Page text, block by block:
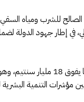
قدرهما 16.234.860 درهم و617.532 درهم
وبلغت الكلفة الإجمالية لجميع هذه
مؤشرات التنمية البشرية